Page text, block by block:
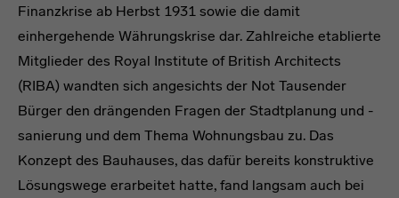
Finanzkrise ab Herbst 1931 sowie die damit
einhergehende Währungskrise dar. Zahlreiche etablierte
Mitglieder des Royal Institute of British Architects
(RIBA) wandten sich angesichts der Not Tausender
Bürger den drängenden Fragen der Stadtplanung und -
sanierung und dem Thema Wohnungsbau zu. Das
Konzept des Bauhauses, das dafür bereits konstruktive
Lösungswege erarbeitet hatte, fand langsam auch bei